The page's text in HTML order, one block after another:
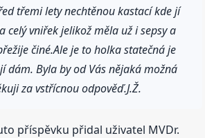
třemi lety nechtěnou kastací kde jí
celý vniřek jelikož měla už i sepsy a
činé.Ale je to holka statečná je
dám. Byla by od Vás nějaká možná
za vstřícnou odpověď.J.Ž.
příspěvku přidal uživatel MVDr.